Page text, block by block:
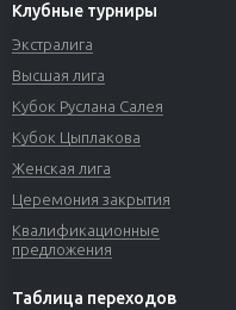
Клубные турниры
Экстралига
Высшая лига
Кубок Руслана Салея
Кубок Цыплакова
Женская лига
Церемония закрытия
Квалификационные
предложения
Таблица переходов